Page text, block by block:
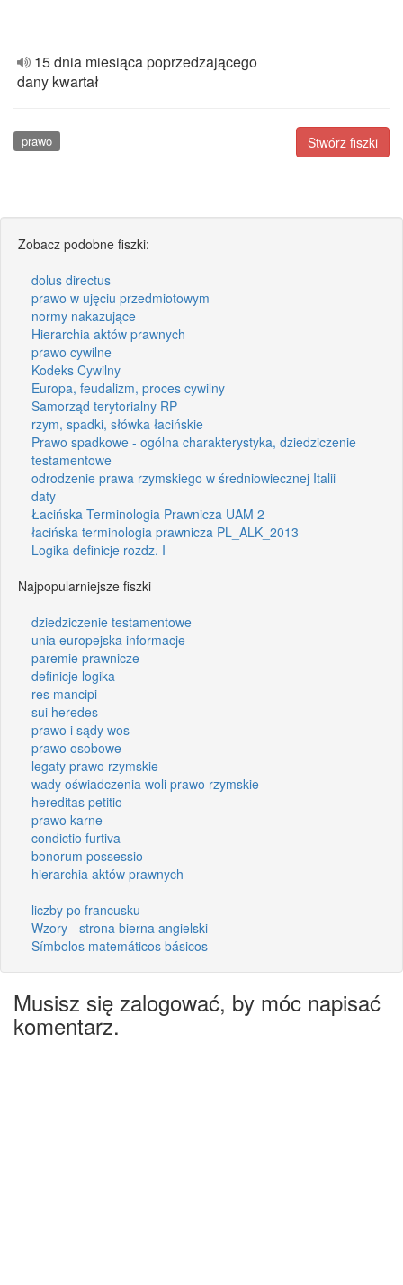
15 dnia miesiąca poprzedzającego
dany kwartał
Stwórz fiszki
prawo
Zobacz podobne fiszki:
dolus directus
prawo w ujęciu przedmiotowym
normy nakazujące
Hierarchia aktów prawnych
prawo cywilne
Kodeks Cywilny
Europa, feudalizm, proces cywilny
Samorząd terytorialny RP
rzym, spadki, słówka łacińskie
Prawo spadkowe - ogólna charakterystyka, dziedziczenie
testamentowe
odrodzenie prawa rzymskiego w średniowiecznej Italii
daty
Łacińska Terminologia Prawnicza UAM 2
łacińska terminologia prawnicza PL_ALK_2013
Logika definicje rozdz. I
Najpopularniejsze fiszki
dziedziczenie testamentowe
unia europejska informacje
paremie prawnicze
definicje logika
res mancipi
sui heredes
prawo i sądy wos
prawo osobowe
legaty prawo rzymskie
wady oświadczenia woli prawo rzymskie
hereditas petitio
prawo karne
condictio furtiva
bonorum possessio
hierarchia aktów prawnych
liczby po francusku
Wzory - strona bierna angielski
Símbolos matemáticos básicos
Musisz się zalogować, by móc napisać
komentarz.